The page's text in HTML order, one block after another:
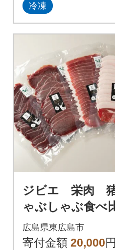
冷凍
ジビエ 栄肉
ゃぶしゃぶ食べ
セット
広島県東広島市
寄付金額 20,000円